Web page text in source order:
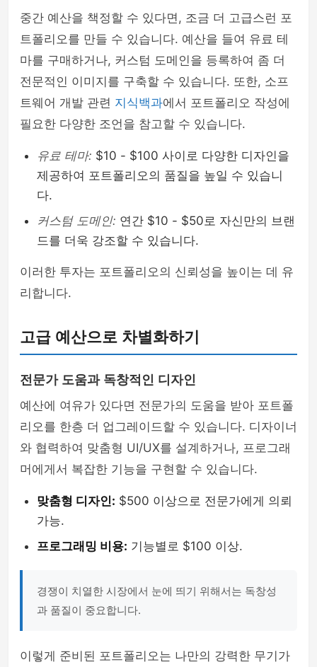
중간 예산을 책정할 수 있다면, 조금 더 고급스런 포
트폴리오를 만들 수 있습니다. 예산을 들여 유료 테
마를 구매하거나, 커스텀 도메인을 등록하여 좀 더
전문적인 이미지를 구축할 수 있습니다. 또한, 소프
트웨어 개발 관련 지식백과에서 포트폴리오 작성에
필요한 다양한 조언을 참고할 수 있습니다.
유료 테마: $10 - $100 사이로 다양한 디자인을
제공하여 포트폴리오의 품질을 높일 수 있습니
다.
커스텀 도메인: 연간 $10 - $50로 자신만의 브랜
드를 더욱 강조할 수 있습니다.
이러한 투자는 포트폴리오의 신뢰성을 높이는 데 유
리합니다.
고급 예산으로 차별화하기
전문가 도움과 독창적인 디자인
예산에 여유가 있다면 전문가의 도움을 받아 포트폴
리오를 한층 더 업그레이드할 수 있습니다. 디자이너
와 협력하여 맞춤형 UI/UX를 설계하거나, 프로그래
머에게서 복잡한 기능을 구현할 수 있습니다.
맞춤형 디자인: $500 이상으로 전문가에게 의뢰
가능.
프로그래밍 비용: 기능별로 $100 이상.
경쟁이 치열한 시장에서 눈에 띄기 위해서는 독창성
과 품질이 중요합니다.
이렇게 준비된 포트폴리오는 나만의 강력한 무기가